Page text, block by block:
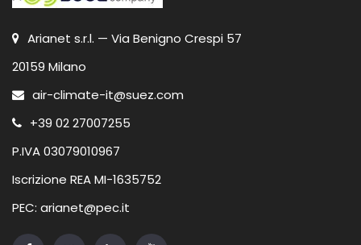
Arianet s.r.l. — Via Benigno Crespi 57
20159 Milano
air-climate-it@suez.com
+39 02 27007255
P.IVA 03079010967
Iscrizione REA MI-1635752
PEC: arianet@pec.it